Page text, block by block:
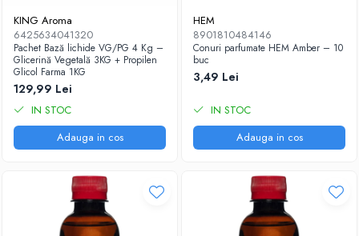
KING Aroma
6425634041320
Pachet Bază lichide VG/PG 4 Kg –
Glicerină Vegetală 3KG + Propilen
Glicol Farma 1KG
129,99 Lei
IN STOC
Adauga in cos
HEM
8901810484146
Conuri parfumate HEM Amber – 10
buc
3,49 Lei
IN STOC
Adauga in cos